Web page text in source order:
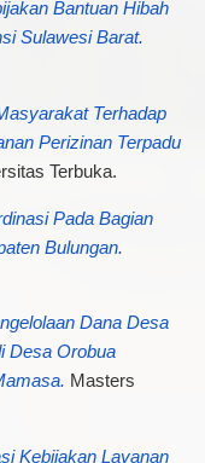
Bantuan Hibah
Sulawesi Barat.
Terhadap
Perizinan Terpadu
Terbuka.
Pada Bagian
Bulungan.
Dana Desa
Desa Orobua
Masters
Kebijakan Layanan